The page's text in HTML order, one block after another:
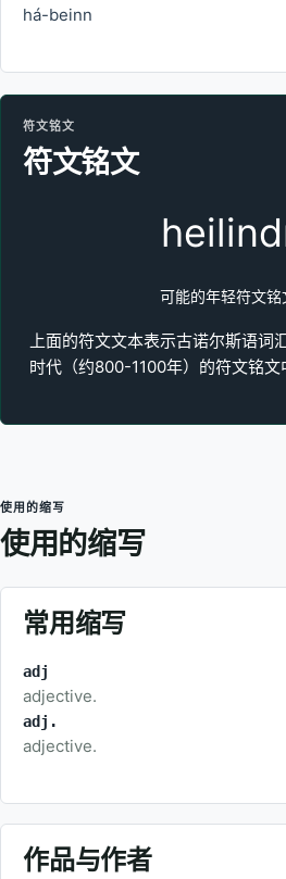
há-beinn
符文铭文
符文铭文
可能的年轻符文铭
上面的符文文本表示古诺尔斯语词
时代（约800-1100年）的符文铭文
使用的缩写
使用的缩写
常用缩写
adj
adjective.
adj.
adjective.
作品与作者